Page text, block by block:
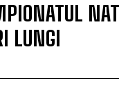
LUNGI